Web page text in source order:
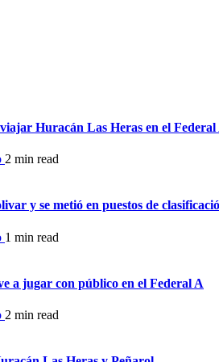
Huracán Las Heras en el Federal
2 min read
y se metió en puestos de
1 min read
a jugar con público en el Federal A
2 min read